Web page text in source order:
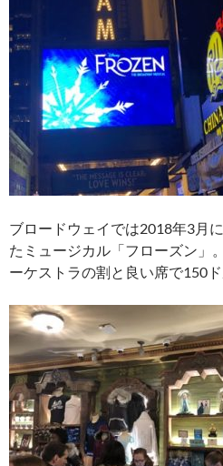
ブロードウェイでは2018年3月
たミュージカル「フローズン」
ーケストラの割と良い席で150ド